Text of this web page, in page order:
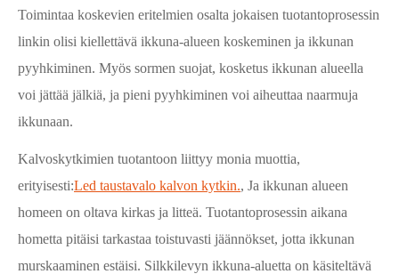
Toimintaa koskevien eritelmien osalta jokaisen tuotantoprosessin
linkin olisi kiellettävä ikkuna-alueen koskeminen ja ikkunan
pyyhkiminen. Myös sormen suojat, kosketus ikkunan alueella
voi jättää jälkiä, ja pieni pyyhkiminen voi aiheuttaa naarmuja
ikkunaan.
Kalvoskytkimien tuotantoon liittyy monia muottia,
erityisesti:Led taustavalo kalvon kytkin., Ja ikkunan alueen
homeen on oltava kirkas ja litteä. Tuotantoprosessin aikana
hometta pitäisi tarkastaa toistuvasti jäännökset, jotta ikkunan
murskaaminen estäisi. Silkkilevyn ikkuna-aluetta on käsiteltävä